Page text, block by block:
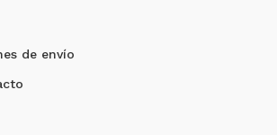
de envío